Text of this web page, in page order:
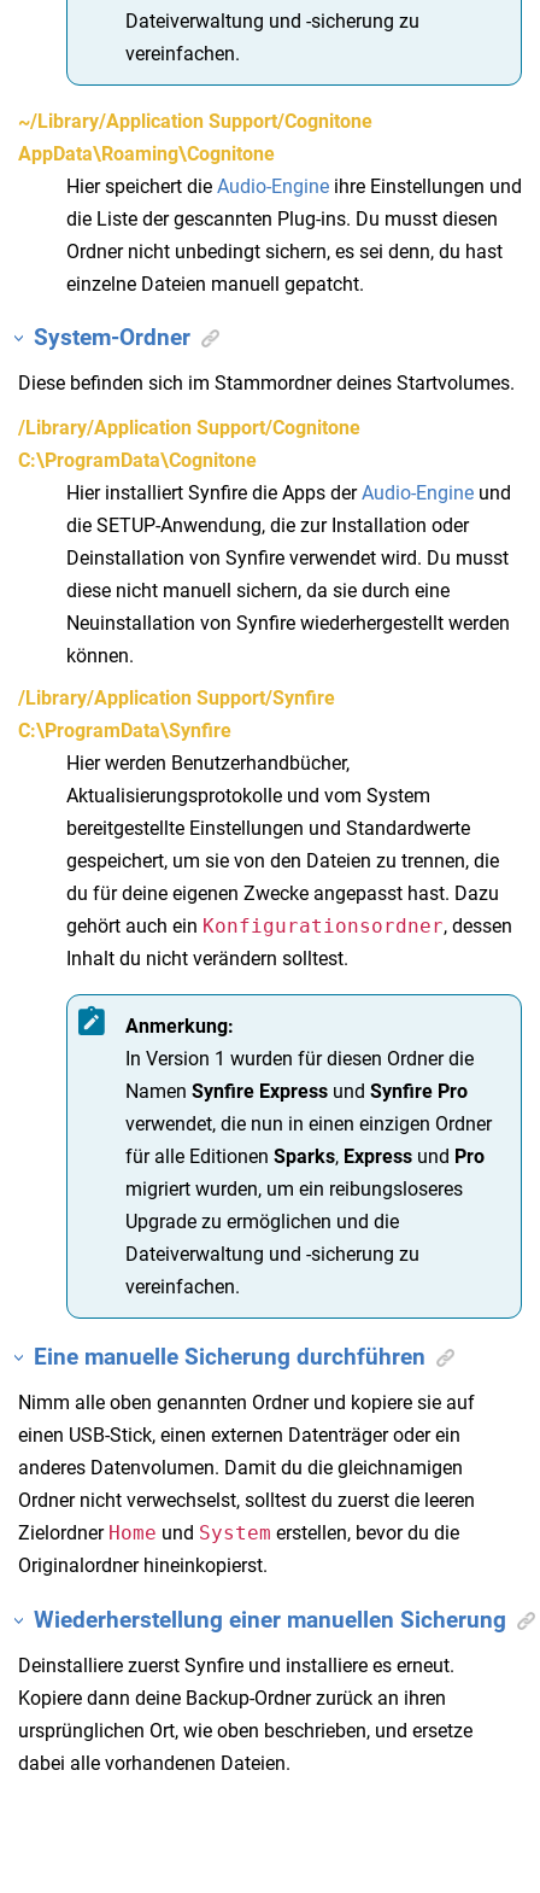
Dateiverwaltung und -sicherung zu
vereinfachen.
~/Library/Application Support/Cognitone
AppData\Roaming\Cognitone
Hier speichert die Audio-Engine ihre Einstellungen und
die Liste der gescannten Plug-ins. Du musst diesen
Ordner nicht unbedingt sichern, es sei denn, du hast
einzelne Dateien manuell gepatcht.
System-Ordner
Diese befinden sich im Stammordner deines Startvolumes.
/Library/Application Support/Cognitone
C:\ProgramData\Cognitone
Hier installiert Synfire die Apps derAudio-Engine und
die SETUP-Anwendung, die zur Installation oder
Deinstallation von Synfire verwendet wird. Du musst
diese nicht manuell sichern, da sie durch eine
Neuinstallation von Synfire wiederhergestellt werden
können.
/Library/Application Support/Synfire
C:\ProgramData\Synfire
Hier werden Benutzerhandbücher,
Aktualisierungsprotokolle und vom System
bereitgestellte Einstellungen und Standardwerte
gespeichert, um sie von den Dateien zu trennen, die
du für deine eigenen Zwecke angepasst hast. Dazu
gehört auch ein Konfigurationsordner, dessen
Inhalt du nicht verändern solltest.
Anmerkung:
In Version 1 wurden für diesen Ordner die
Namen Synfire Express und Synfire Pro
verwendet, die nun in einen einzigen Ordner
für alle Editionen Sparks, Express und Pro
migriert wurden, um ein reibungsloseres
Upgrade zu ermöglichen und die
Dateiverwaltung und -sicherung zu
vereinfachen.
Eine manuelle Sicherung durchführen
Nimm alle oben genannten Ordner und kopiere sie auf
einen USB-Stick, einen externen Datenträger oder ein
anderes Datenvolumen. Damit du die gleichnamigen
Ordner nicht verwechselst, solltest du zuerst die leeren
Zielordner Home und System erstellen, bevor du die
Originalordner hineinkopierst.
Wiederherstellung einer manuellen Sicherung
Deinstalliere zuerst Synfire und installiere es erneut.
Kopiere dann deine Backup-Ordner zurück an ihren
ursprünglichen Ort, wie oben beschrieben, und ersetze
dabei alle vorhandenen Dateien.